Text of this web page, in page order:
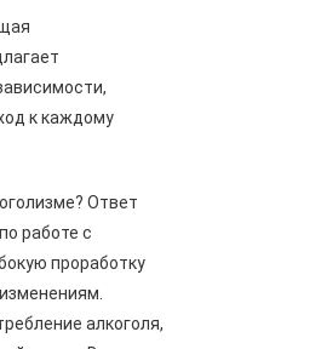
к каждому
Ответ
работе с
проработку
алкоголя,